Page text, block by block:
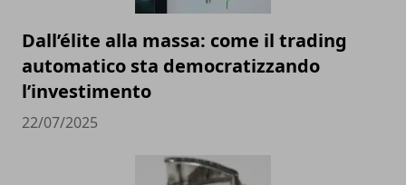
Dall’élite alla massa: come il trading
automatico sta democratizzando
l’investimento
22/07/2025